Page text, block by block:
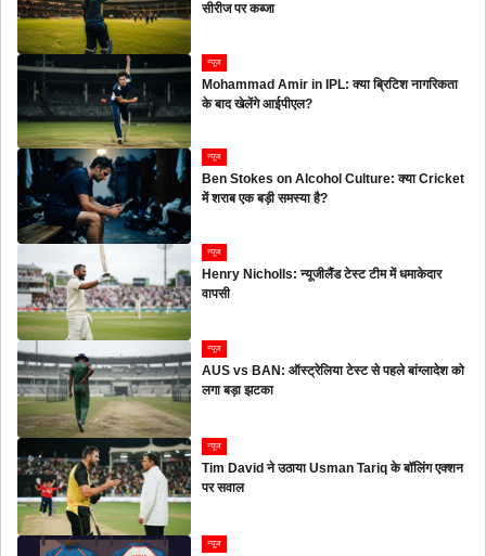
सीरीज पर कब्जा
न्यूज
Mohammad Amir in IPL: क्या ब्रिटिश नागरिकता
के बाद खेलेंगे आईपीएल?
न्यूज
Ben Stokes on Alcohol Culture: क्या Cricket
में शराब एक बड़ी समस्या है?
न्यूज
Henry Nicholls: न्यूजीलैंड टेस्ट टीम में धमाकेदार
वापसी
न्यूज
AUS vs BAN: ऑस्ट्रेलिया टेस्ट से पहले बांग्लादेश को
लगा बड़ा झटका
न्यूज
Tim David ने उठाया Usman Tariq के बॉलिंग एक्शन
पर सवाल
न्यूज